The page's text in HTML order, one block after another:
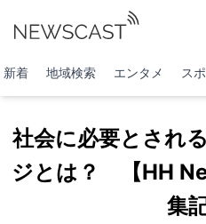
新着 地域検索 エンタメ ス
社会に必要とされ
ジとは？ 【HH
集